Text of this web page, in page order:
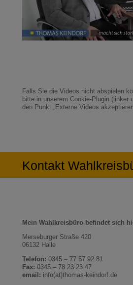
Falls Sie die Videos nicht abspielen
bitte in unserem Cookie-Plugin (linker
den Punkt „Externe Videos
Kontakt
Mein Wahlkreisbüro befindet sich
Merseburger Straße 420
06132 Halle
Telefon: 0345 – 77 57 92 81
Fax: 0345 – 78 23 23 47
email: info(at)thomas-keindorf.de